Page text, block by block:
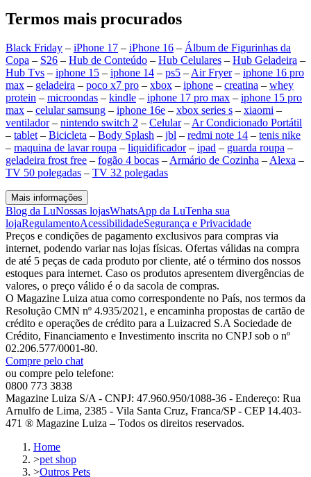
Termos mais procurados
Black Friday – iPhone 17 – iPhone 16 – Álbum de Figurinhas da
Copa – S26 – Hub de Conteúdo – Hub Celulares – Hub Geladeira –
Hub Tvs – iphone 15 – iphone 14 – ps5 –Air Fryer– iphone 16 pro
max – geladeira – poco x7 pro – xbox – iphone – creatina – whey
protein – microondas – kindle – iphone 17 pro max – iphone 15 pro
max – celular samsung – iphone 16e – xbox series s – xiaomi –
ventilador– nintendo switch 2 – Celular–Ar Condicionado Portátil
– tablet– Bicicleta – Body Splash – jbl – redmi note 14 – tenis nike
– maquina de lavar roupa – liquidificador– ipad – guarda roupa –
geladeira frost free – fogão 4 bocas –Armário de Cozinha –Alexa –
TV 50 polegadas – TV 32 polegadas
Mais informações
Blog da LuNossas lojasWhatsApp da LuTenha sua
lojaRegulamentoAcessibilidadeSegurança e Privacidade
Preços e condições de pagamento exclusivos para compras via
internet, podendo variar nas lojas físicas. Ofertas válidas na compra
de até 5 peças de cada produto por cliente, até o término dos nossos
estoques para internet. Caso os produtos apresentem divergências de
valores, o preço válido é o da sacola de compras.
O Magazine Luiza atua como correspondente no País, nos termos da
Resolução CMN nº 4.935/2021, e encaminha propostas de cartão de
crédito e operações de crédito para a Luizacred S.A Sociedade de
Crédito, Financiamento e Investimento inscrita no CNPJ sob o nº
02.206.577/0001-80.
Compre pelo chat
ou compre pelo telefone:
0800 773 3838
Magazine Luiza S/A - CNPJ: 47.960.950/1088-36 - Endereço: Rua
Arnulfo de Lima, 2385 - Vila Santa Cruz, Franca/SP - CEP 14.403-
471 ® Magazine Luiza – Todos os direitos reservados.
Home
>pet shop
>Outros Pets